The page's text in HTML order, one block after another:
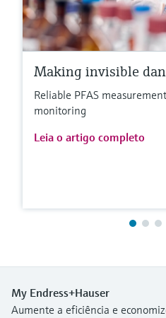
Making invisible
Reliable PFAS
monitoring
Leia o artigo completo
My Endress+Hauser
Aumente a eficiência e